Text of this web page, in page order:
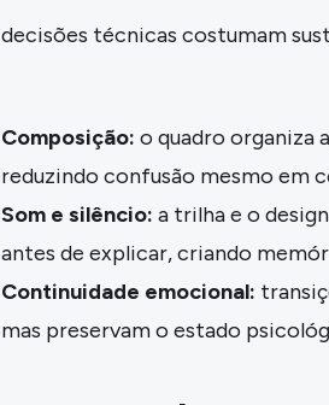
técnicas costumam
Composição: o quadro organiza
reduzindo confusão mesmo em
Som e silêncio: a trilha e o
antes de explicar, criando
Continuidade emocional:
mas preservam o estado